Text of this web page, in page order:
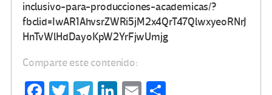
inclusivo-para-producciones-academicas/?
fbclid=IwAR1AhvsrZWRi5jM2x4QrT47QlwxyeoRNrJ
HnTvWlHdDayoKpW2YrFjwUmjg
Comparte este contenido: